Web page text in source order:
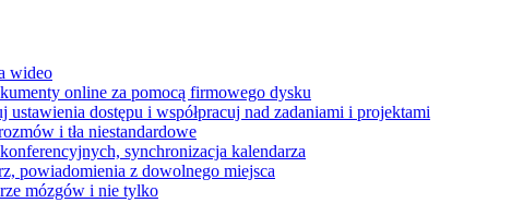
wideo
online za pomocą firmowego dysku
dostępu i współpracuj nad zadaniami i projektami
i tła niestandardowe
synchronizacja kalendarza
powiadomienia z dowolnego miejsca
mózgów i nie tylko